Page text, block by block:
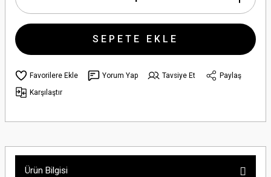
SEPETE EKLE
Yorum Yap Tavsiye Et
Paylaş
Karşılaştır
Ürün Bilgisi